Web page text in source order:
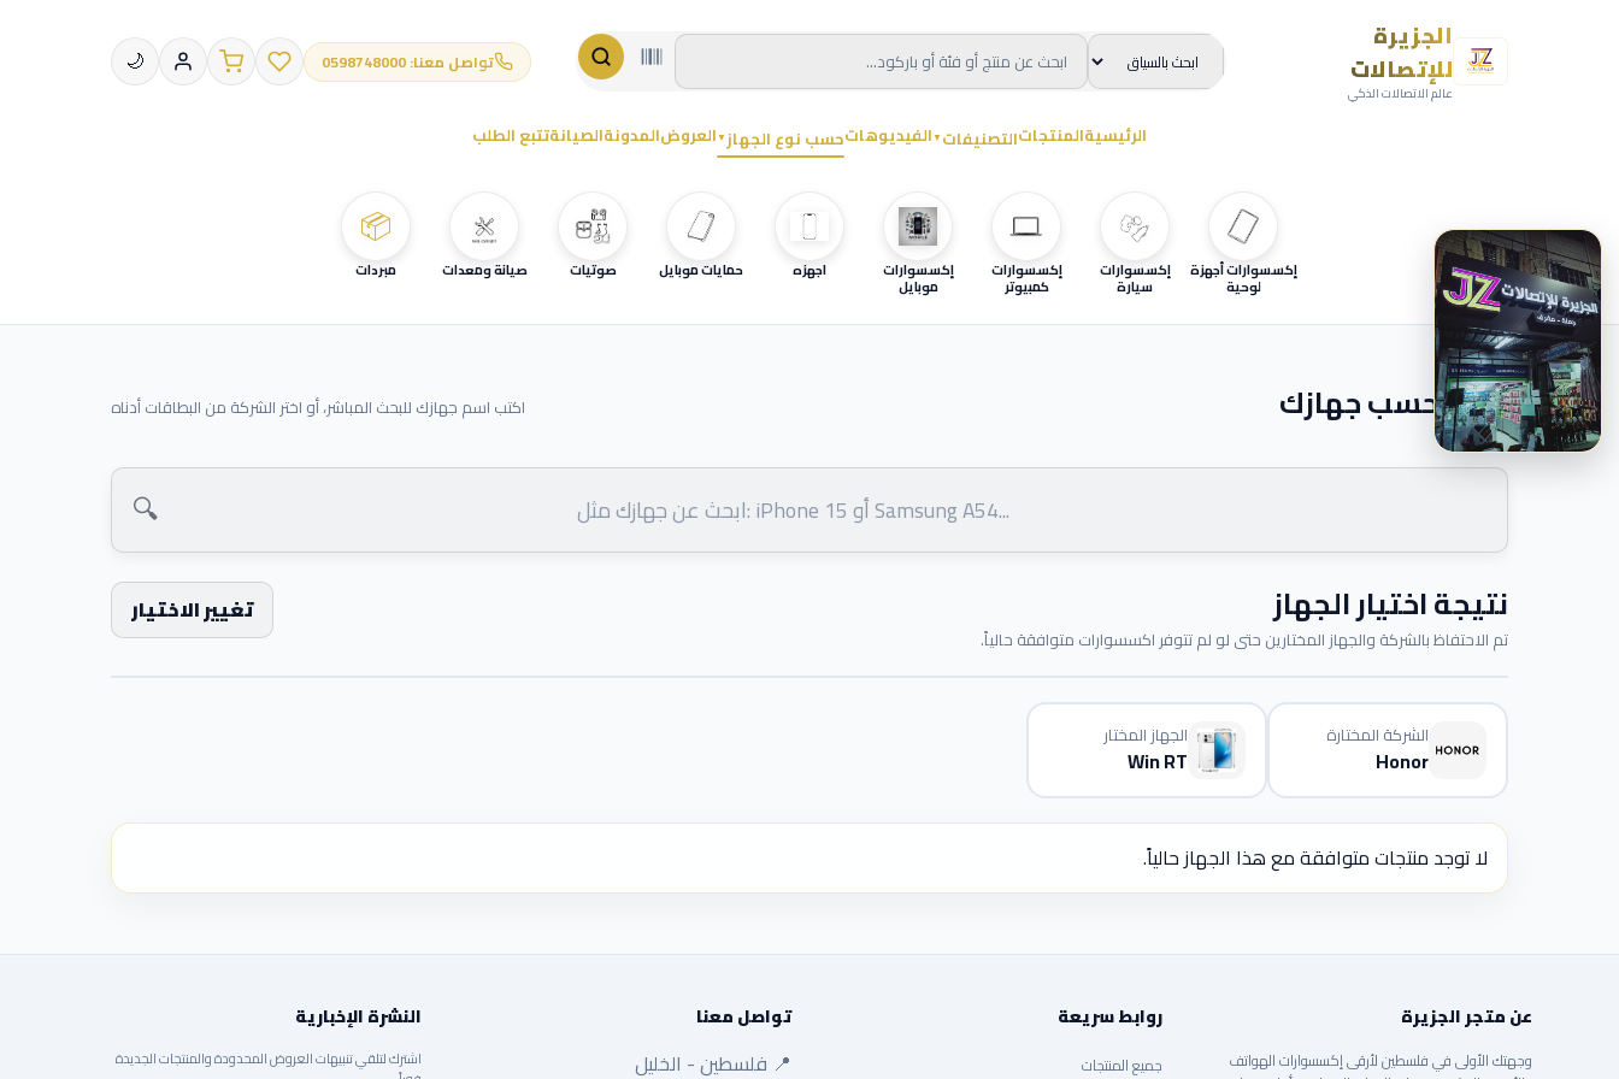
الجزيرة
للإتصالات
عالم الاتصالات الذكي
تواصل معنا: 0598748000 🌙
الرئيسيةالمنتجاتالتصنيفات ▼الفيديوهاتحسب نوع الجهاز ▼العروضالمدونةالصيانةتتبع الطلب
إكسسوارات أجهزة
لوحية
إكسسوارات
سيارة
إكسسوارات
كمبيوتر
إكسسوارات
موبايل
اجهزه حمايات موبايل صوتيات صيانة ومعدات
📦
مبردات
ابحث حسب جهازك اكتب اسم جهازك للبحث المباشر، أو اختر الشركة من البطاقات أدناه
🔍
نتيجة اختيار الجهاز
تم الاحتفاظ بالشركة والجهاز المختارين حتى لو لم تتوفر اكسسوارات متوافقة حالياً.
تغيير الاختيار
الشركة المختارة
Honor
الجهاز المختار
Win RT
لا توجد منتجات متوافقة مع هذا الجهاز حالياً.
عن متجر الجزيرة
وجهتك الأولى في فلسطين لأرقى إكسسوارات الهواتف
روابط سريعة
جميع المنتجات
تواصل معنا
📍 فلسطين - الخليل
النشرة الإخبارية
اشترك لتلقي تنبيهات العروض المحدودة والمنتجات الجديدة